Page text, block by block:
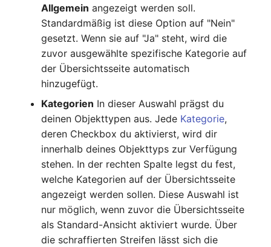
Virtuelle Maschine
Virtuelle Maschine (Root)
Virtuelle Switche
Virtueller Host
Virtueller Host (Root)
WAN-Verbindung
Zertifikat
Zugewiesene Arbeitsplätze
Allgemein angezeigt werden soll.
Standardmäßig ist diese Option auf "Nein"
gesetzt. Wenn sie auf "Ja" steht, wird die
zuvor ausgewählte spezifische Kategorie auf
der Übersichtsseite automatisch
hinzugefügt.
Kategorien In dieser Auswahl prägst du
deinen Objekttypen aus. Jede Kategorie,
deren Checkbox du aktivierst, wird dir
innerhalb deines Objekttyps zur Verfügung
stehen. In der rechten Spalte legst du fest,
welche Kategorien auf der Übersichtsseite
angezeigt werden sollen. Diese Auswahl ist
nur möglich, wenn zuvor die Übersichtsseite
als Standard-Ansicht aktiviert wurde. Über
die schraffierten Streifen lässt sich die